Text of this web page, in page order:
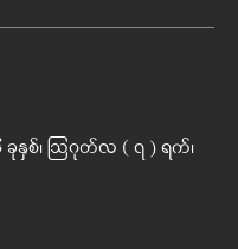
ခုနှစ်၊ ဩဂုတ်လ ( ၇ ) ရက်၊